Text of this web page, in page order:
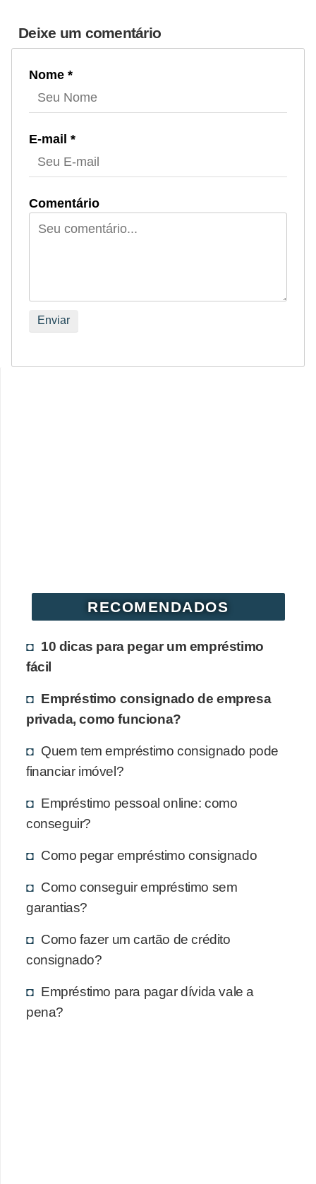
Deixe um comentário
Nome *
E-mail *
Comentário
RECOMENDADOS
10 dicas para pegar um empréstimo
fácil
Empréstimo consignado de empresa
privada, como funciona?
Quem tem empréstimo consignado pode
financiar imóvel?
Empréstimo pessoal online: como
conseguir?
Como pegar empréstimo consignado
Como conseguir empréstimo sem
garantias?
Como fazer um cartão de crédito
consignado?
Empréstimo para pagar dívida vale a
pena?